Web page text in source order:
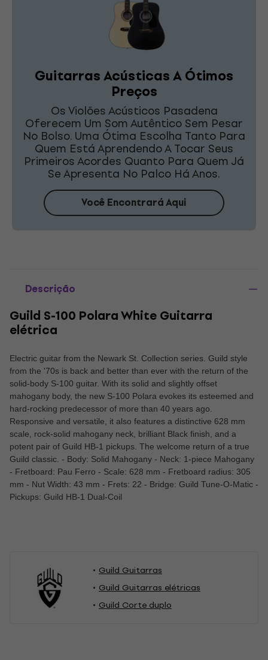
Guitarras Acústicas A Ótimos
Preços
Os Violões Acústicos Pasadena
Oferecem Um Som Autêntico Sem Pesar
No Bolso. Uma Ótima Escolha Tanto Para
Quem Está Aprendendo A Tocar Seus
Primeiros Acordes Quanto Para Quem Já
Se Apresenta No Palco Há Anos.
Você Encontrará Aqui
Descrição
Guild S-100 Polara White Guitarra
elétrica
Electric guitar from the Newark St. Collection series. Guild style
from the '70s is back and better than ever with the return of the
solid-body S-100 guitar. With its solid and slightly offset
mahogany body, the new S-100 Polara evokes its esteemed and
hard-rocking predecessor of more than 40 years ago.
Responsive and versatile, it also features a distinctive 628 mm
scale, rock-solid mahogany neck, brilliant Black finish, and a
potent pair of Guild HB-1 pickups. The welcome return of a true
Guild classic. - Body: Solid Mahogany - Neck: 1-piece Mahogany
- Fretboard: Pau Ferro - Scale: 628 mm - Fretboard radius: 305
mm - Nut Width: 43 mm - Frets: 22 - Bridge: Guild Tune-O-Matic -
Pickups: Guild HB-1 Dual-Coil
Guild Guitarras
Guild Guitarras elétricas
Guild Corte duplo